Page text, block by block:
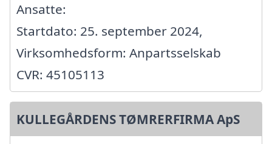
Ansatte:
Startdato: 25. september 2024,
Virksomhedsform: Anpartsselskab
CVR: 45105113
KULLEGÅRDENS TØMRERFIRMA ApS